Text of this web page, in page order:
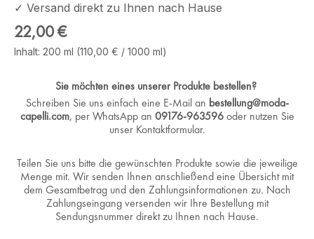
✓ Versand direkt zu Ihnen nach Hause
Regulärer Preis:
22,00 €
Inhalt: 200 ml (110,00 € / 1000 ml)
Sie möchten eines unserer Produkte bestellen?
Schreiben Sie uns einfach eine E-Mail an bestellung@moda-
capelli.com, per WhatsApp an 09176-963596oder nutzen Sie
unser Kontaktformular.
Teilen Sie uns bitte die gewünschten Produkte sowie die jeweilige
Menge mit. Wir senden Ihnen anschließend eine Übersicht mit
dem Gesamtbetrag und den Zahlungsinformationen zu. Nach
Zahlungseingang versenden wir Ihre Bestellung mit
Sendungsnummer direkt zu Ihnen nach Hause.